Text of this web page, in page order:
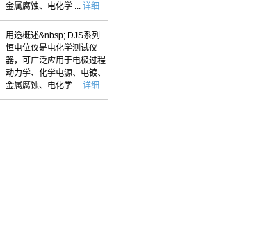
金属腐蚀、电化学 ... 详细
用途概述&nbsp; DJS系列
恒电位仪是电化学测试仪
器，可广泛应用于电极过程
动力学、化学电源、电镀、
金属腐蚀、电化学 ... 详细